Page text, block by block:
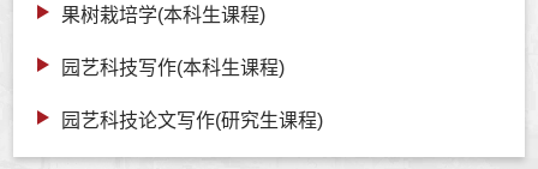
果树栽培学(本科生课程)
园艺科技写作(本科生课程)
园艺科技论文写作(研究生课程)